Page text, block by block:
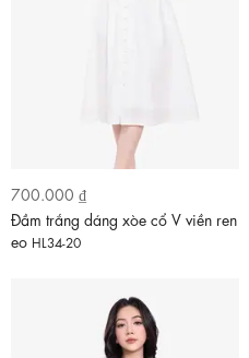
700.000 ₫
Đầm trắng dáng xòe cổ V viền ren
eo HL34-20